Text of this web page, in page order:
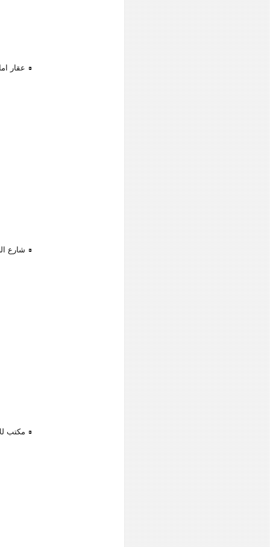
عقار
شارع
مكتب